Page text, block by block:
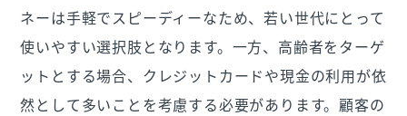
ネーは手軽でスピーディーなため、若い世代にとって
使いやすい選択肢となります。一方、高齢者をターゲ
ットとする場合、クレジットカードや現金の利用が依
然として多いことを考慮する必要があります。顧客の